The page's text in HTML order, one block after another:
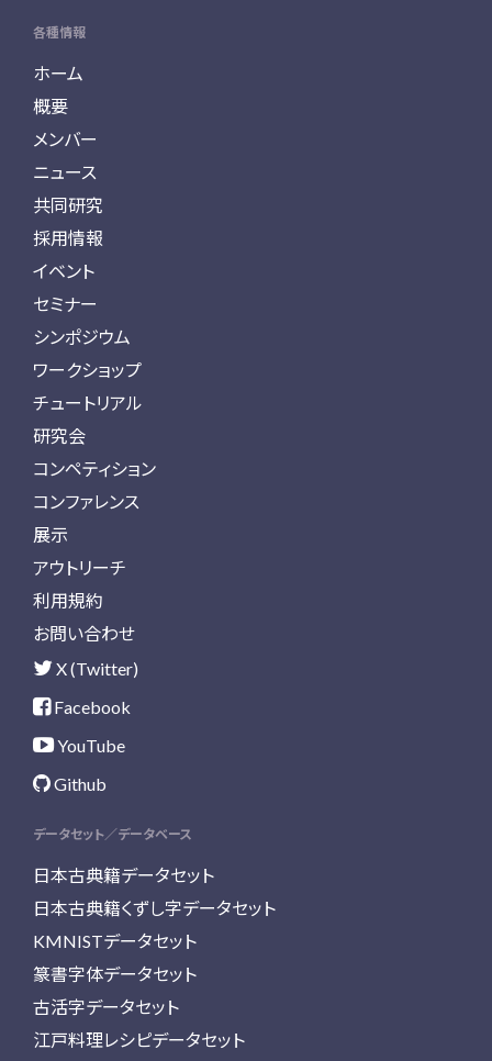
各種情報
ホーム
概要
メンバー
ニュース
共同研究
採用情報
イベント
セミナー
シンポジウム
ワークショップ
チュートリアル
研究会
コンペティション
コンファレンス
展示
アウトリーチ
利用規約
お問い合わせ
X (Twitter)
Facebook
YouTube
Github
データセット／データベース
日本古典籍データセット
日本古典籍くずし字データセット
KMNISTデータセット
篆書字体データセット
古活字データセット
江戸料理レシピデータセット